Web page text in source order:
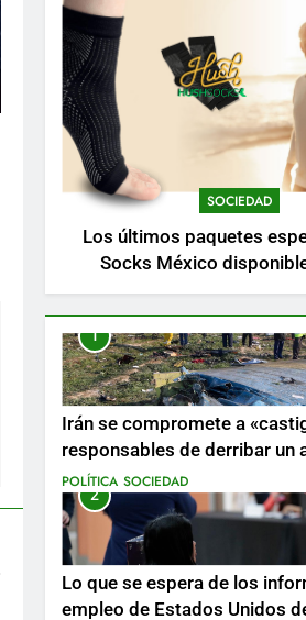
SOCIEDAD
Los últimos paquetes
Socks México
1
Irán se compromete a
responsables de derribar un
ucraniano mientras se
POLÍTICA SOCIEDAD
2
Lo que se espera de los
empleo de Estados Unidos